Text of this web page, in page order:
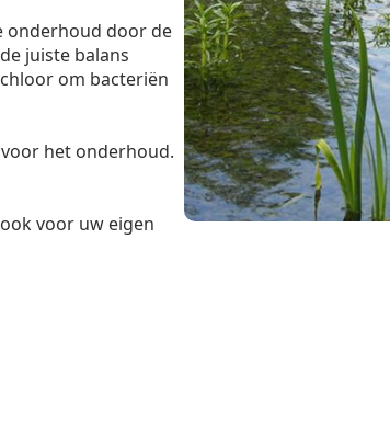
onderhoud door de
juiste balans
om bacteriën
het onderhoud.
voor uw eigen